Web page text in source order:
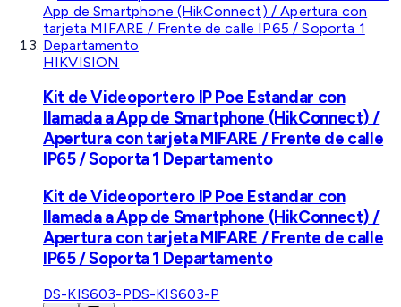
HIKVISION
Kit de Videoportero IP Poe Estandar con
llamada a App de Smartphone (HikConnect) /
Apertura con tarjeta MIFARE / Frente de calle
IP65 / Soporta 1 Departamento
Kit de Videoportero IP Poe Estandar con
llamada a App de Smartphone (HikConnect) /
Apertura con tarjeta MIFARE / Frente de calle
IP65 / Soporta 1 Departamento
DS-KIS603-PDS-KIS603-P